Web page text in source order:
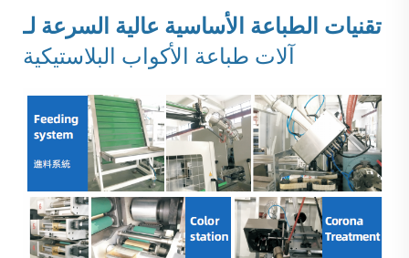
تقنيات الطباعة الأساسية عالية السرعة لـ
آلات طباعة الأكواب البلاستيكية